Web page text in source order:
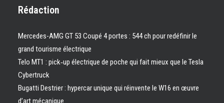
Rédaction
Mercedes-AMG GT 53 Coupé 4 portes : 544 ch pour redéfinir le
grand tourisme électrique
Telo MT1 : pick‑up électrique de poche qui fait mieux que le Tesla
Cybertruck
Bugatti Destrier : hypercar unique qui réinvente le W16 en œuvre
d’art mécanique